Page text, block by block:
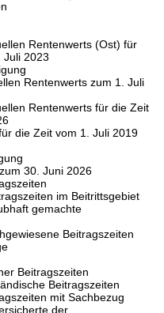
Rentenwerts (Ost) für
Juli 2023
Rentenwerts zum 1. Juli
Rentenwerts für die Zeit
Zeit vom 1. Juli 2019
30. Juni 2026
im Beitrittsgebiet
gemachte
Beitragszeiten
Beitragszeiten
Beitragszeiten
mit Sachbezug
der